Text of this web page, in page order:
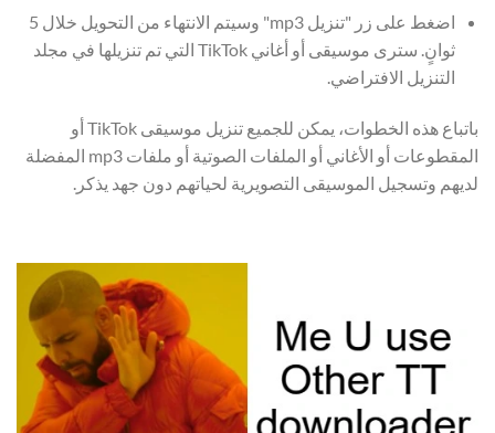
اضغط على زر "تنزيل mp3" وسيتم الانتهاء من التحويل خلال 5
ثوانٍ. سترى موسيقى أو أغاني TikTok التي تم تنزيلها في مجلد
التنزيل الافتراضي.
باتباع هذه الخطوات، يمكن للجميع تنزيل موسيقى TikTok أو
المقطوعات أو الأغاني أو الملفات الصوتية أو ملفات mp3 المفضلة
لديهم وتسجيل الموسيقى التصويرية لحياتهم دون جهد يذكر.